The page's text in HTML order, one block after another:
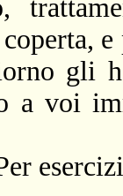
gli
a voi